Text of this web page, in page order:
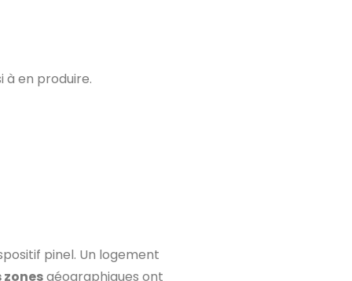
à en produire.
pinel. Un logement
géographiques ont